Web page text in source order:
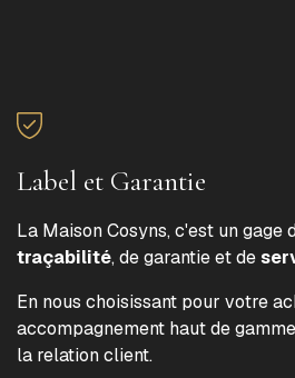
Label et Garantie
La Maison Cosyns, c'est un gage
traçabilité, de garantie et de
En nous choisissant pour votre
accompagnement haut de
la relation client.